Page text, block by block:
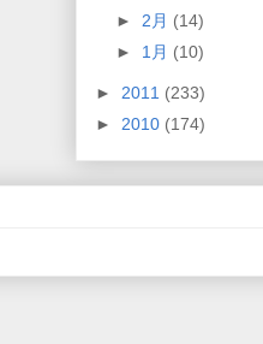
► 2月 (14)
► 1月 (10)
► 2011 (233)
► 2010 (174)